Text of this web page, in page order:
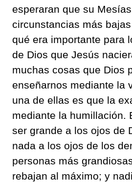
esperaran que su
circunstancias más
qué era importante para
de Dios que Jesús
muchas cosas que Dios
enseñarnos mediante la
una de ellas es que la
mediante la humillación.
ser grande a los ojos de
nada a los ojos de los
personas más
rebajan al máximo; y